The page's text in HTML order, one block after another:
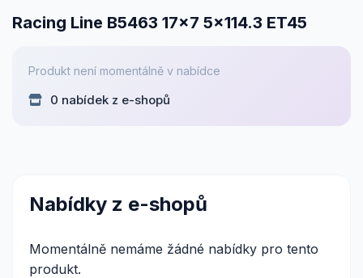
Racing Line B5463 17x7 5x114.3 ET45
Produkt není momentálně v nabídce
0 nabídek z e-shopů
Nabídky z e-shopů
Momentálně nemáme žádné nabídky pro tento
produkt.